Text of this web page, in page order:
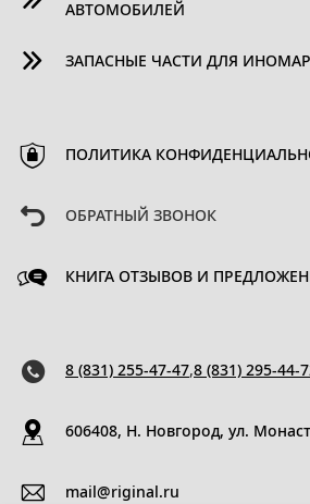
АВТОМОБИЛЕЙ
ЗАПАСНЫЕ ЧАСТИ ДЛЯ
ПОЛИТИКА
ОБРАТНЫЙ ЗВОНОК
КНИГА ОТЗЫВОВ И
8 (831) 255-47-47,8 (831) 295-44-
606408, Н. Новгород, ул.
mail@riginal.ru